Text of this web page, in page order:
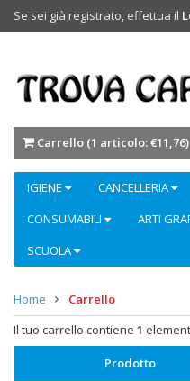
Se sei già registrato, effettua il
Carrello (1 articolo: €11,76)
IGIENE CANCELLERIA
CONSUMABILI
ARTI
SCUOLA
Home
Carrello
Il tuo carrello contiene 1
Prodotto